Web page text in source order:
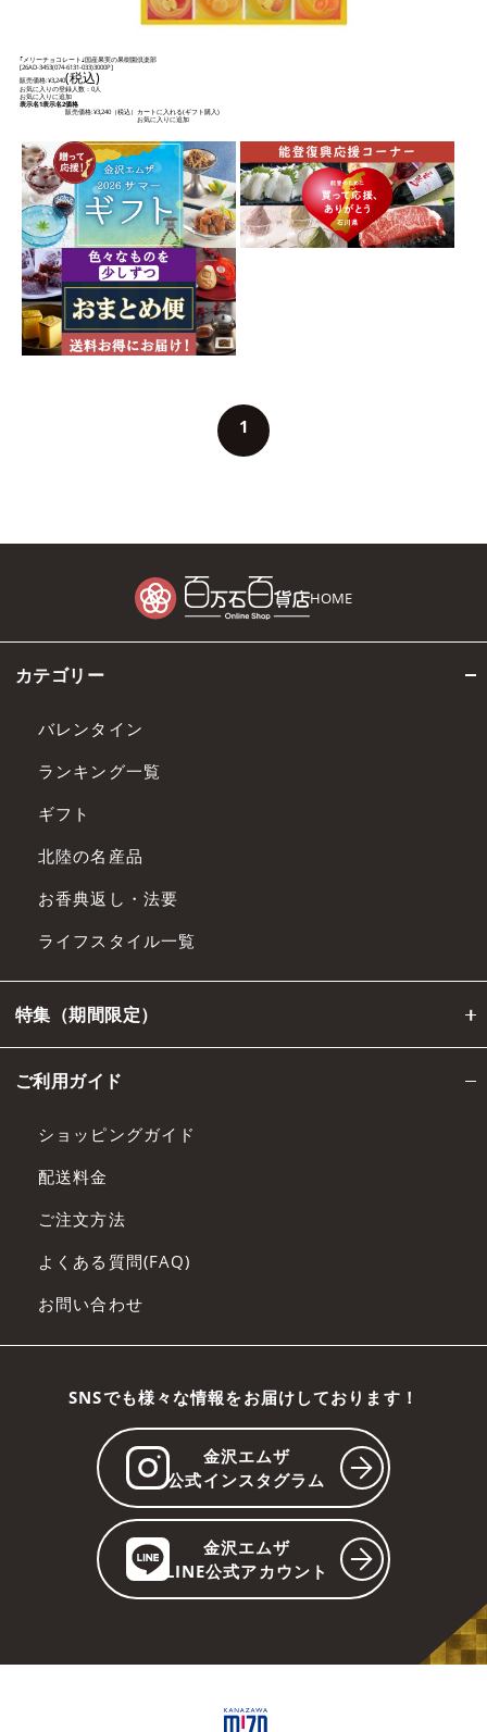
｢メリーチョコレート｣国産果実の果樹園倶楽部
[26AD-3453(074-6131-033)3000P]
販売価格:¥3,240(税込)
お気に入りの登録人数：0人
お気に入りに追加
表示名1表示名2価格
販売価格:¥3,240（税込） カートに入れる(ギフト購入)
お気に入りに追加
1
HOME
カテゴリー
バレンタイン
ランキング一覧
ギフト
北陸の名産品
お香典返し・法要
ライフスタイル一覧
特集（期間限定）
ご利用ガイド
ショッピングガイド
配送料金
ご注文方法
よくある質問(FAQ)
お問い合わせ
SNSでも様々な情報をお届けしております！
金沢エムザ
公式インスタグラム
金沢エムザ
LINE公式アカウント